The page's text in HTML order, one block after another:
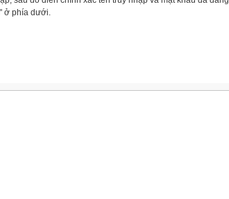
ở phía dưới.